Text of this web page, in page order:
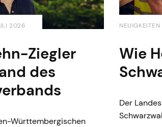
2026
Ziegler
des
Württembergischen
NEUIGKEITEN
Wie
Der